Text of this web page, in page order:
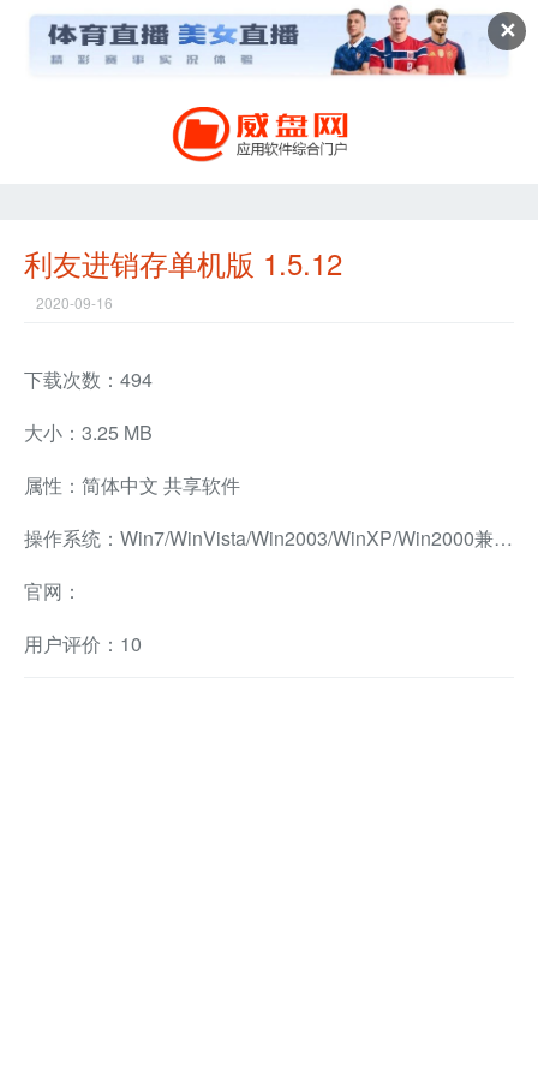
✕
利友进销存单机版 1.5.12
2020-09-16
下载次数：494
大小：3.25 MB
属性：简体中文 共享软件
操作系统：Win7/WinVista/Win2003/WinXP/Win2000兼容软件
官网：
用户评价：10